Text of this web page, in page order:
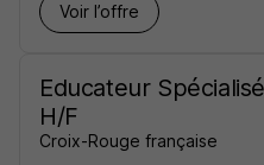
Voir l’offre
Educateur
H/F
Croix-Rouge française